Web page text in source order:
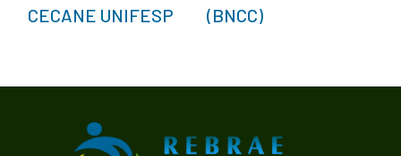
CECANE UNIFESP
(BNCC)